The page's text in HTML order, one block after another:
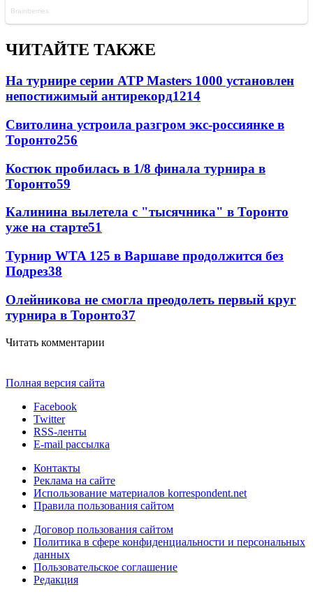
ЧИТАЙТЕ ТАКЖЕ
На турнире серии ATP Masters 1000 установлен
непостижимый антирекорд1214
Свитолина устроила разгром экс-россиянке в
Торонто256
Костюк пробилась в 1/8 финала турнира в
Торонто59
Калинина вылетела с "тысячника" в Торонто
уже на старте51
Турнир WTA 125 в Варшаве продолжится без
Подрез38
Олейникова не смогла преодолеть первый круг
турнира в Торонто37
Читать комментарии
Полная версия сайта
Facebook
Twitter
RSS-ленты
E-mail рассылка
Контакты
Реклама на сайте
Использование материалов korrespondent.net
Правила пользования сайтом
Договор пользования сайтом
Политика в сфере конфиденциальности и персональных
данных
Пользовательское соглашение
Редакция